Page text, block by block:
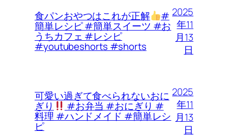
食パンおやつはこれが正解 #
簡単レシピ #簡単スイーツ #お
うちカフェ #レシピ
#youtubeshorts #shorts
2025
年11
月13
日
可愛い過ぎて食べられないおに
ぎり #お弁当 #おにぎり #
料理 #ハンドメイド #簡単レシ
ピ
2025
年11
月13
日